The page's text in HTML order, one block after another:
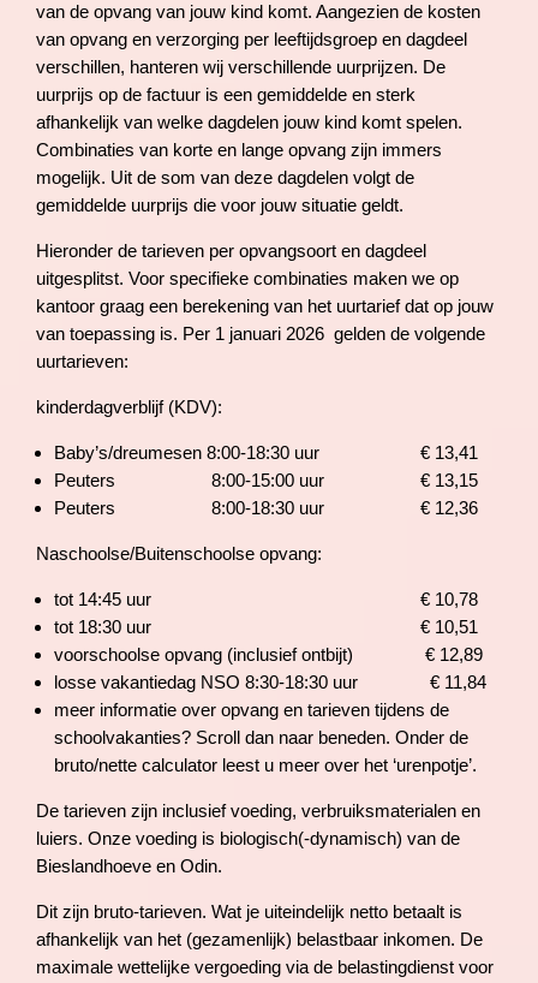
van de opvang van jouw kind komt. Aangezien de kosten
van opvang en verzorging per leeftijdsgroep en dagdeel
verschillen, hanteren wij verschillende uurprijzen. De
uurprijs op de factuur is een gemiddelde en sterk
afhankelijk van welke dagdelen jouw kind komt spelen.
Combinaties van korte en lange opvang zijn immers
mogelijk. Uit de som van deze dagdelen volgt de
gemiddelde uurprijs die voor jouw situatie geldt.
Hieronder de tarieven per opvangsoort en dagdeel
uitgesplitst. Voor specifieke combinaties maken we op
kantoor graag een berekening van het uurtarief dat op jouw
van toepassing is. Per 1 januari 2026 gelden de volgende
uurtarieven:
kinderdagverblijf (KDV):
Baby’s/dreumesen 8:00-18:30 uur € 13,41
Peuters 8:00-15:00 uur € 13,15
Peuters 8:00-18:30 uur € 12,36
Naschoolse/Buitenschoolse opvang:
tot 14:45 uur € 10,78
tot 18:30 uur € 10,51
voorschoolse opvang (inclusief ontbijt) € 12,89
losse vakantiedag NSO 8:30-18:30 uur € 11,84
meer informatie over opvang en tarieven tijdens de
schoolvakanties? Scroll dan naar beneden. Onder de
bruto/nette calculator leest u meer over het ‘urenpotje’.
De tarieven zijn inclusief voeding, verbruiksmaterialen en
luiers. Onze voeding is biologisch(-dynamisch) van de
Bieslandhoeve en Odin.
Dit zijn bruto-tarieven. Wat je uiteindelijk netto betaalt is
afhankelijk van het (gezamenlijk) belastbaar inkomen. De
maximale wettelijke vergoeding via de belastingdienst voor